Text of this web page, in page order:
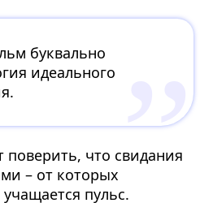
буквально
идеального
что свидания
– от которых
пульс.